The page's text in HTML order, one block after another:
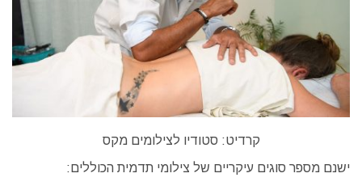
קרדיט: סטודיו לצילומים מקס
ישנם מספר סוגים עיקריים של צילומי תדמית הכוללים: